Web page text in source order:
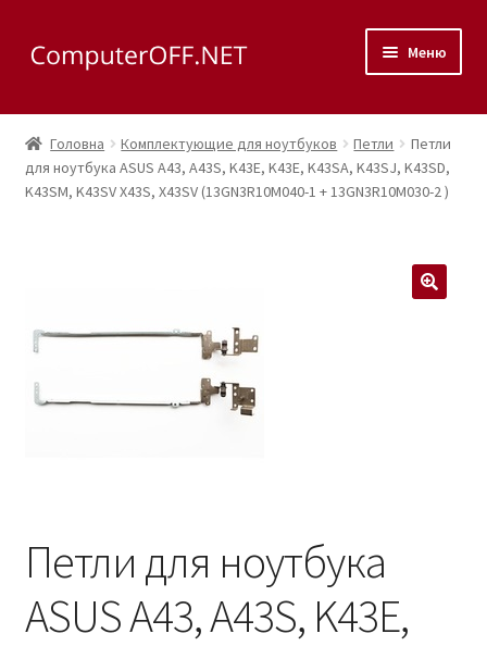
до
до
Меню
Корзина
Магазин
меню
Как доехать?
Скупка
Головна Комплектующие для ноутбуков Петли
Петли
для ноутбука ASUS A43, A43S, K43E, K43E, K43SA, K43SJ, K43SD,
K43SM, K43SV X43S, X43SV (13GN3R10M040-1 + 13GN3R10M030-2 )
Петли для ноутбука
ASUS A43, A43S, K43E,